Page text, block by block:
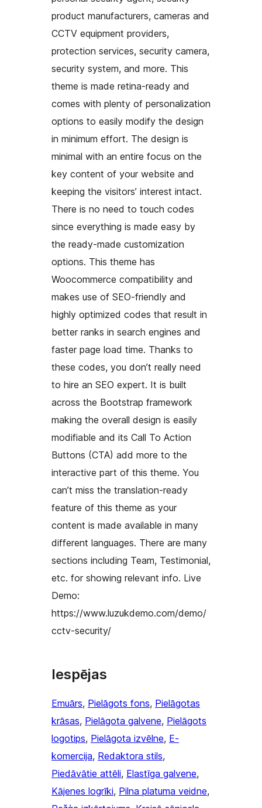
product manufacturers, cameras and
CCTV equipment providers,
protection services, security camera,
security system, and more. This
theme is made retina-ready and
comes with plenty of personalization
options to easily modify the design
in minimum effort. The design is
minimal with an entire focus on the
key content of your website and
keeping the visitors’ interest intact.
There is no need to touch codes
since everything is made easy by
the ready-made customization
options. This theme has
Woocommerce compatibility and
makes use of SEO-friendly and
highly optimized codes that result in
better ranks in search engines and
faster page load time. Thanks to
these codes, you don’t really need
to hire an SEO expert. It is built
across the Bootstrap framework
making the overall design is easily
modifiable and its Call To Action
Buttons (CTA) add more to the
interactive part of this theme. You
can’t miss the translation-ready
feature of this theme as your
content is made available in many
different languages. There are many
sections including Team, Testimonial,
etc. for showing relevant info. Live
Demo:
https://www.luzukdemo.com/demo/
cctv-security/
Iespējas
Emuārs, Pielāgots fons, Pielāgotas
krāsas, Pielāgota galvene, Pielāgots
logotips, Pielāgota izvēlne, E-
komercija, Redaktora stils
Piedāvātie attēli, Elastīga galvene
Kājenes logrīki, Pilna platuma veidne